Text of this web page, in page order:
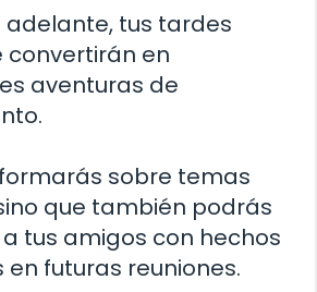
adelante, tus tardes
convertirán en
aventuras de
sobre temas
que también podrás
tus amigos con hechos
futuras reuniones.